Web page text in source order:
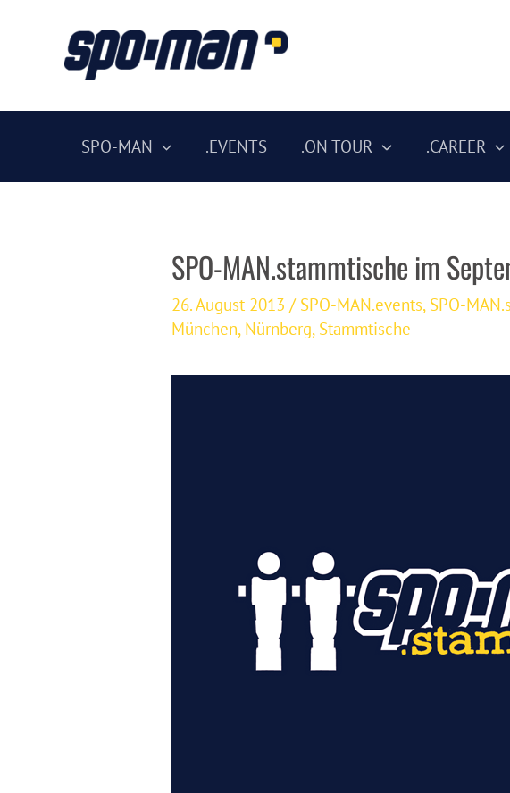
SPO-MAN .EVENTS .ON TOUR .CAREER
SPO-MAN.stammtische im
26. August 2013 / SPO-MAN.events, SPO-
München, Nürnberg, Stammtische